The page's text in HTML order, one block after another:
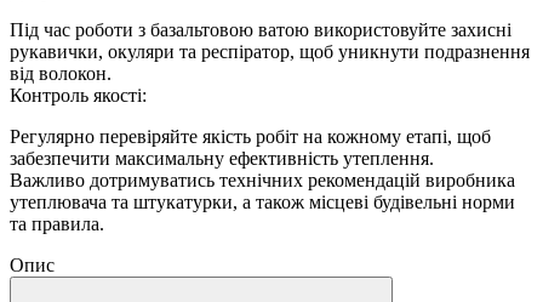
Під час роботи з базальтовою ватою використовуйте захисні
рукавички, окуляри та респіратор, щоб уникнути подразнення
від волокон.
Контроль якості:
Регулярно перевіряйте якість робіт на кожному етапі, щоб
забезпечити максимальну ефективність утеплення.
Важливо дотримуватись технічних рекомендацій виробника
утеплювача та штукатурки, а також місцеві будівельні норми
та правила.
Опис